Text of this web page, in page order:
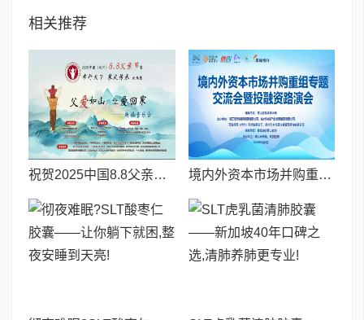
相关推荐
祝贺2025中国8.8父亲节“孝行天下家风传承”论坛暨祈福音乐会圆满成功 境内外资本市场并购重组专题交流会暨投融资路演会 深度解析驱动企业资本战略升级